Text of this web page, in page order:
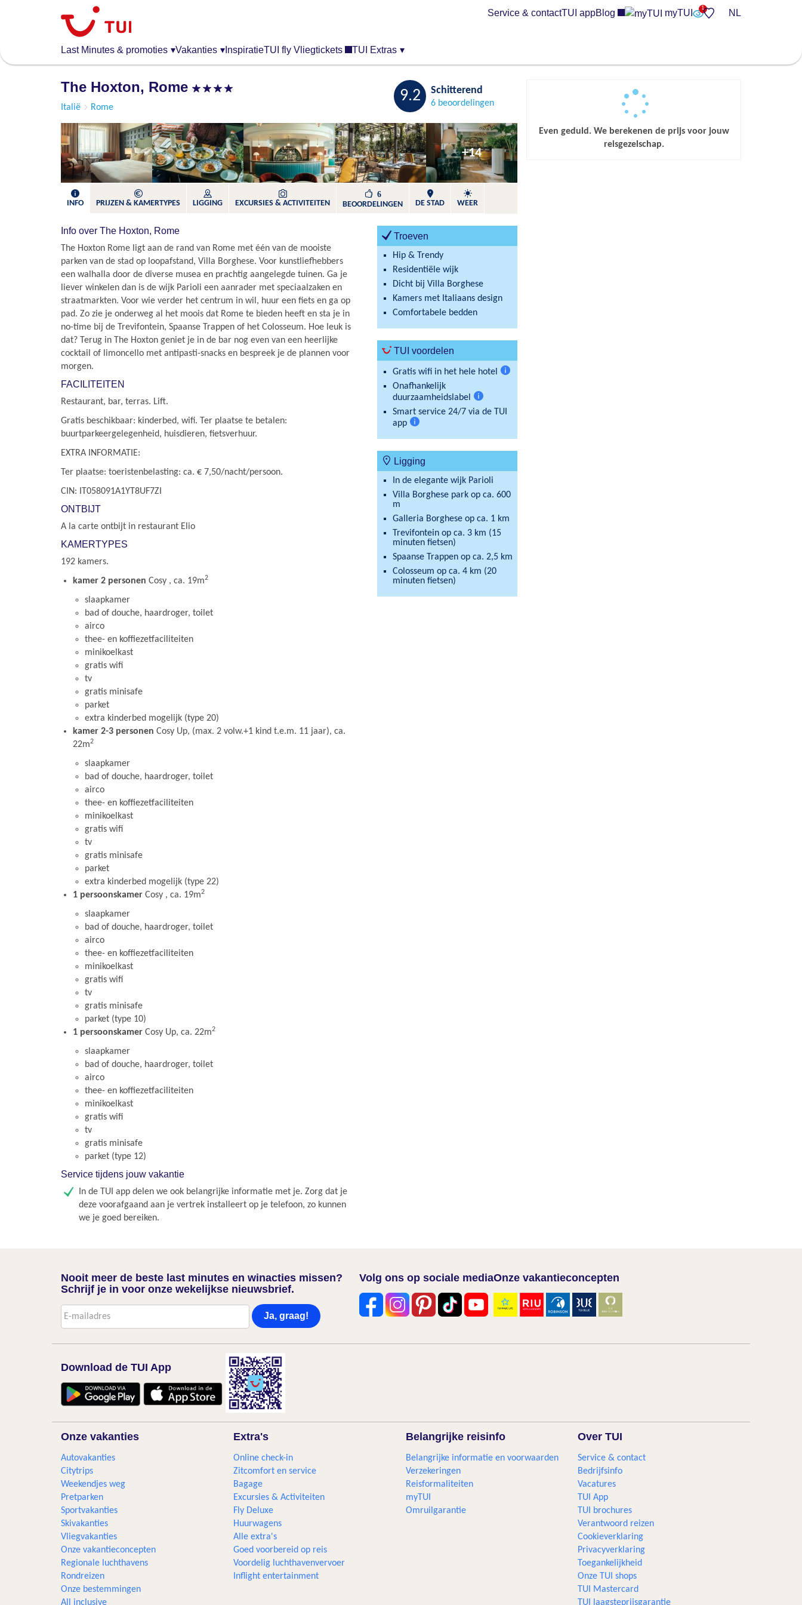
algemene
Last Minutes & promoties ▾Vakanties ▾ InspiratieTUI fly Vliegtickets TUI Extras ▾
Service & contactTUI appBlog myTUI NL
The Hoxton, Rome Bewaren
Italië Rome
9.2 Schitterend
6 beoordelingen
+14
INFO PRIJZEN & KAMERTYPES LIGGING EXCURSIES & ACTIVITEITEN
6
BEOORDELINGEN
DE STAD WEER
Info over The Hoxton, Rome
The Hoxton Rome ligt aan de rand van Rome met één van de mooiste
parken van de stad op loopafstand, Villa Borghese. Voor kunstliefhebbers
een walhalla door de diverse musea en prachtig aangelegde tuinen. Ga je
liever winkelen dan is de wijk Parioli een aanrader met speciaalzaken en
straatmarkten. Voor wie verder het centrum in wil, huur een fiets en ga op
pad. Zo zie je onderweg al het moois dat Rome te bieden heeft en sta je in
no-time bij de Trevifontein, Spaanse Trappen of het Colosseum. Hoe leuk is
dat? Terug in The Hoxton geniet je in de bar nog even van een heerlijke
cocktail of limoncello met antipasti-snacks en bespreek je de plannen voor
morgen.
FACILITEITEN
Restaurant, bar, terras. Lift.
Gratis beschikbaar: kinderbed, wifi. Ter plaatse te betalen:
buurtparkeergelegenheid, huisdieren, fietsverhuur.
EXTRA INFORMATIE:
Ter plaatse: toeristenbelasting: ca. € 7,50/nacht/persoon.
CIN: IT058091A1YT8UF7ZI
ONTBIJT
A la carte ontbijt in restaurant Elio
KAMERTYPES
192 kamers.
kamer 2 personen Cosy , ca. 19m2
slaapkamer
bad of douche, haardroger, toilet
airco
thee- en koffiezetfaciliteiten
minikoelkast
gratis wifi
tv
gratis minisafe
parket
extra kinderbed mogelijk (type 20)
kamer 2-3 personen Cosy Up, (max. 2 volw.+1 kind t.e.m. 11 jaar), ca.
22m2
slaapkamer
bad of douche, haardroger, toilet
airco
thee- en koffiezetfaciliteiten
minikoelkast
gratis wifi
tv
gratis minisafe
parket
extra kinderbed mogelijk (type 22)
1 persoonskamer Cosy , ca. 19m2
slaapkamer
bad of douche, haardroger, toilet
airco
thee- en koffiezetfaciliteiten
minikoelkast
gratis wifi
tv
gratis minisafe
parket (type 10)
1 persoonskamer Cosy Up, ca. 22m2
slaapkamer
bad of douche, haardroger, toilet
airco
thee- en koffiezetfaciliteiten
minikoelkast
gratis wifi
tv
gratis minisafe
parket (type 12)
Service tijdens jouw vakantie
In de TUI app delen we ook belangrijke informatie met je. Zorg dat je
deze voorafgaand aan je vertrek installeert op je telefoon, zo kunnen
we je goed bereiken.
Troeven
Hip & Trendy
Residentiële wijk
Dicht bij Villa Borghese
Kamers met Italiaans design
Comfortabele bedden
TUI voordelen
Gratis wifi in het hele hotel
Onafhankelijk
duurzaamheidslabel
Meer
Smart service 24/7 via de TUI
app
Ligging
In de elegante wijk Parioli
Villa Borghese park op ca. 600
m
Galleria Borghese op ca. 1 km
Trevifontein op ca. 3 km (15
minuten fietsen)
Spaanse Trappen op ca. 2,5 km
Colosseum op ca. 4 km (20
minuten fietsen)
Even geduld. We berekenen de prijs voor jouw
reisgezelschap.
Nooit meer de beste last minutes en winacties missen?
Schrijf je in voor onze wekelijkse nieuwsbrief.
Ja, graag!
Volg ons op sociale mediaOnze vakantieconcepten
Download de TUI App
Onze vakanties
Autovakanties
Citytrips
Weekendjes weg
Pretparken
Sportvakanties
Skivakanties
Vliegvakanties
Onze vakantieconcepten
Regionale luchthavens
Rondreizen
Onze bestemmingen
All inclusive
Extra's
Online check-in
Zitcomfort en service
Bagage
Excursies & Activiteiten
Fly Deluxe
Huurwagens
Alle extra's
Goed voorbereid op reis
Voordelig luchthavenvervoer
Inflight entertainment
Belangrijke reisinfo
Belangrijke informatie en voorwaarden
Verzekeringen
Reisformaliteiten
myTUI
Omruilgarantie
Over TUI
Service & contact
Bedrijfsinfo
Vacatures
TUI App
TUI brochures
Verantwoord reizen
Cookieverklaring
Privacyverklaring
Toegankelijkheid
Onze TUI shops
TUI Mastercard
TUI laagsteprijsgarantie